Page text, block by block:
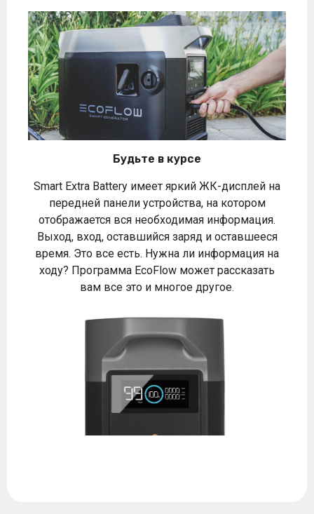
Будьте в курсе
Smart Extra Battery имеет яркий ЖК-дисплей на
передней панели устройства, на котором
отображается вся необходимая информация.
Выход, вход, оставшийся заряд и оставшееся
время. Это все есть. Нужна ли информация на
ходу? Программа EcoFlow может рассказать
вам все это и многое другое.